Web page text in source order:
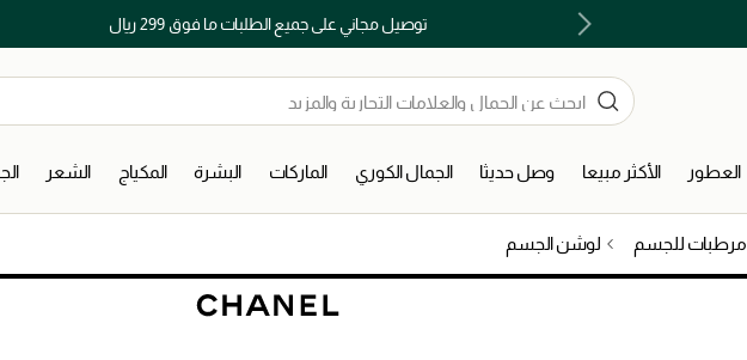
توصيل مجاني على جميع الطلبات ما فوق 299 ريال
العطور الأكثر مبيعا وصل حديثا الجمال الكوري الماركات البشرة المكياج الشعر
مرطبات للجسم لوشن الجسم